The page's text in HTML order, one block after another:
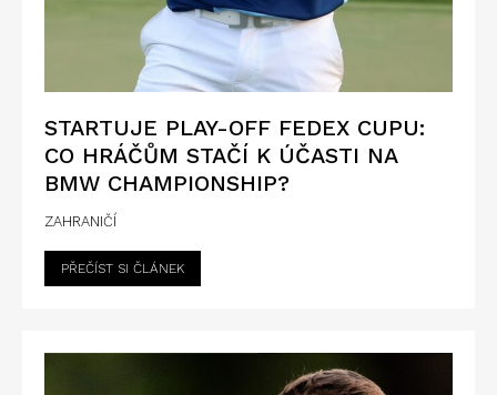
STARTUJE PLAY-OFF FEDEX CUPU:
CO HRÁČŮM STAČÍ K ÚČASTI NA
BMW CHAMPIONSHIP?
ZAHRANIČÍ
PŘEČÍST SI ČLÁNEK